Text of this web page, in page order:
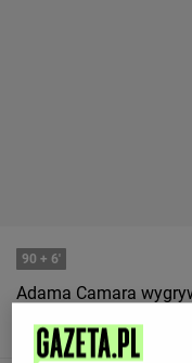
90 + 6'
Adama Camara
swojej drużyny.